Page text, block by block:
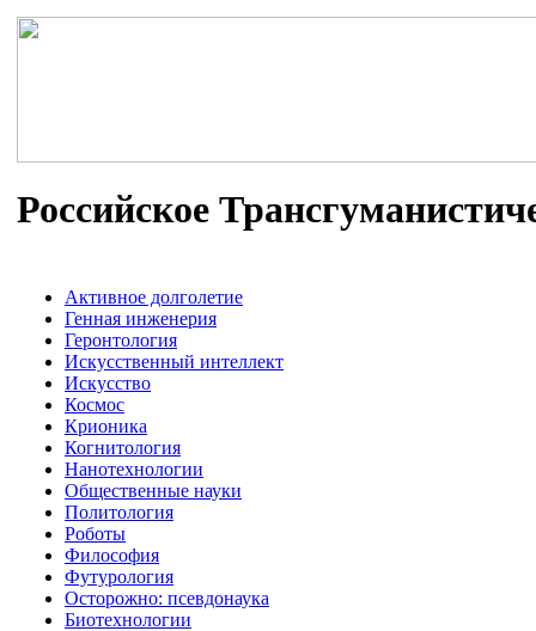
Российское
Активное долголетие
Генная инженерия
Геронтология
Искусственный интеллект
Искусство
Космос
Крионика
Когнитология
Нанотехнологии
Общественные науки
Политология
Роботы
Философия
Футурология
Осторожно: псевдонаука
Биотехнологии